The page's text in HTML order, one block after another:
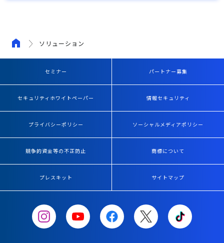
ソリューション
セミナー パートナー募集
セキュリティホワイトペーパー 情報セキュリティ
プライバシーポリシー ソーシャルメディアポリシー
競争的資金等の不正防止 商標について
プレスキット サイトマップ